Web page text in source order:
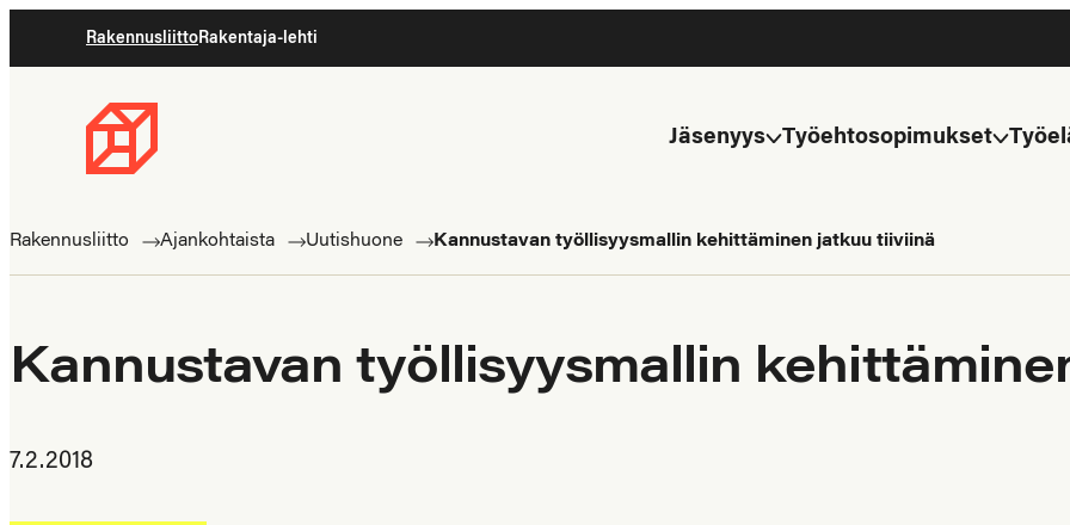
suoraan
RakennusliittoRakentaja-lehti
Rakennusliitto
ammattilaisten
Jäsenyys Työehtosopimukset
Rakennusliitto Ajankohtaista Uutishuone Kannustavan työllisyysmallin kehittäminen jatkuu tiiviinä
Kannustavan työllisyysmallin
7.2.2018